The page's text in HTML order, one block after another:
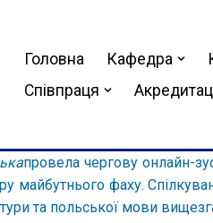
Головна Кафедра
Співпраця
провела чергову онлайн-
фаху.
та польської мови